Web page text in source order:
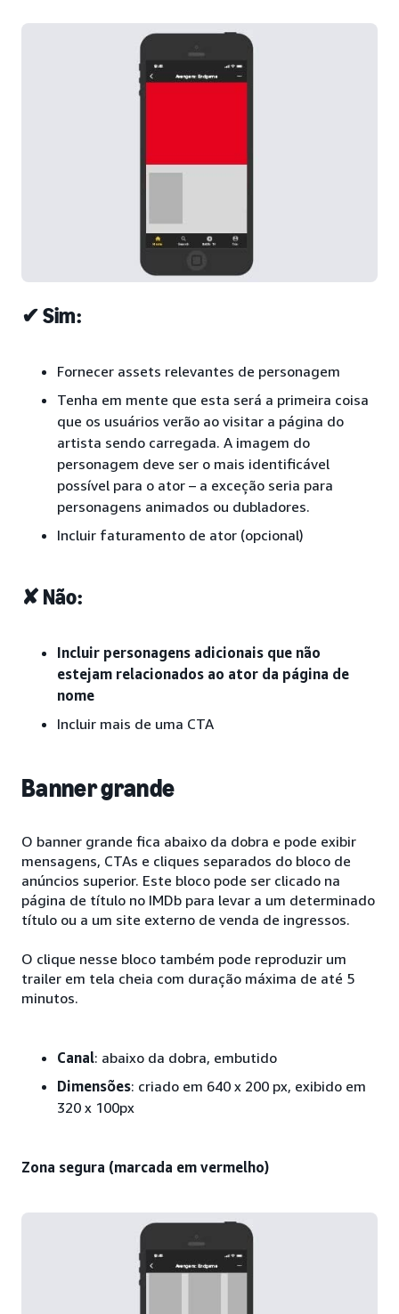
✔ Sim:
Fornecer assets relevantes de personagem
Tenha em mente que esta será a primeira coisa
que os usuários verão ao visitar a página do
artista sendo carregada. A imagem do
personagem deve ser o mais identificável
possível para o ator – a exceção seria para
personagens animados ou dubladores.
Incluir faturamento de ator (opcional)
✘ Não:
Incluir personagens adicionais que não
estejam relacionados ao ator da página de
nome
Incluir mais de uma CTA
Banner grande
O banner grande fica abaixo da dobra e pode exibir
mensagens, CTAs e cliques separados do bloco de
anúncios superior. Este bloco pode ser clicado na
página de título no IMDb para levar a um determinado
título ou a um site externo de venda de ingressos.
O clique nesse bloco também pode reproduzir um
trailer em tela cheia com duração máxima de até 5
minutos.
Canal: abaixo da dobra, embutido
Dimensões: criado em 640 x 200 px, exibido em
320 x 100px
Zona segura (marcada em vermelho)